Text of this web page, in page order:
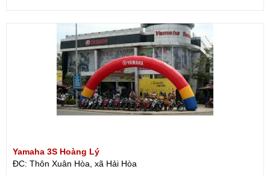
Yamaha 3S Hoàng Lý
ĐC: Thôn Xuân Hòa, xã Hải Hòa